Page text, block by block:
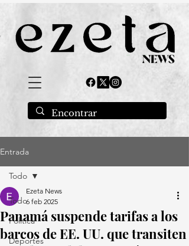
Entrada
Todo
Política
Deportes
Todo
Panamá suspende tarifas a los
barcos de EE. UU. que transiten
Ezeta News
6 feb 2025